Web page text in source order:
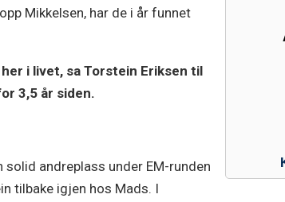
Mikkelsen, har de i år funnet
i livet, sa Torstein Eriksen til
3,5 år siden.
andreplass under EM-runden
tilbake igjen hos Mads. I